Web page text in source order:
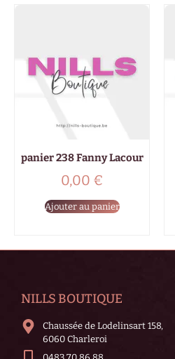
panier 238 Fanny Lacour
0,00 €
Ajouter au panier
NILLS BOUTIQUE
Chaussée de Lodelinsart 158,
6060 Charleroi